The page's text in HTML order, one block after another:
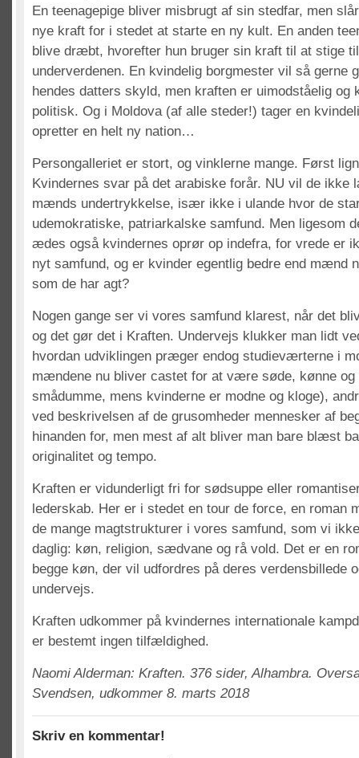
En teenagepige bliver misbrugt af sin stedfar, men
nye kraft for i stedet at starte en ny kult. En anden
blive dræbt, hvorefter hun bruger sin kraft til at stige
underverdenen. En kvindelig borgmester vil så gerne
hendes datters skyld, men kraften er uimodståelig og
politisk. Og i Moldova (af alle steder!) tager en
opretter en helt ny nation…
Persongalleriet er stort, og vinklerne mange. Først
Kvindernes svar på det arabiske forår. NU vil de ikke
mænds undertrykkelse, især ikke i ulande hvor de
udemokratiske, patriarkalske samfund. Men ligesom
ædes også kvindernes oprør op indefra, for vrede er
nyt samfund, og er kvinder egentlig bedre end mænd
som de har agt?
Nogen gange ser vi vores samfund klarest, når det
og det gør det i Kraften. Undervejs klukker man lidt
hvordan udviklingen præger endog studieværterne i
mændene nu bliver castet for at være søde, kønne og
smådumme, mens kvinderne er modne og kloge),
ved beskrivelsen af de grusomheder mennesker af
hinanden for, men mest af alt bliver man bare blæst
originalitet og tempo.
Kraften er vidunderligt fri for sødsuppe eller
lederskab. Her er i stedet en tour de force, en roman
de mange magtstrukturer i vores samfund, som vi
daglig: køn, religion, sædvane og rå vold. Det er en
begge køn, der vil udfordres på deres verdensbillede
undervejs.
Kraften udkommer på kvindernes internationale
er bestemt ingen tilfældighed.
Naomi Alderman: Kraften. 376 sider, Alhambra.
Svendsen, udkommer 8. marts 2018
Skriv en kommentar!